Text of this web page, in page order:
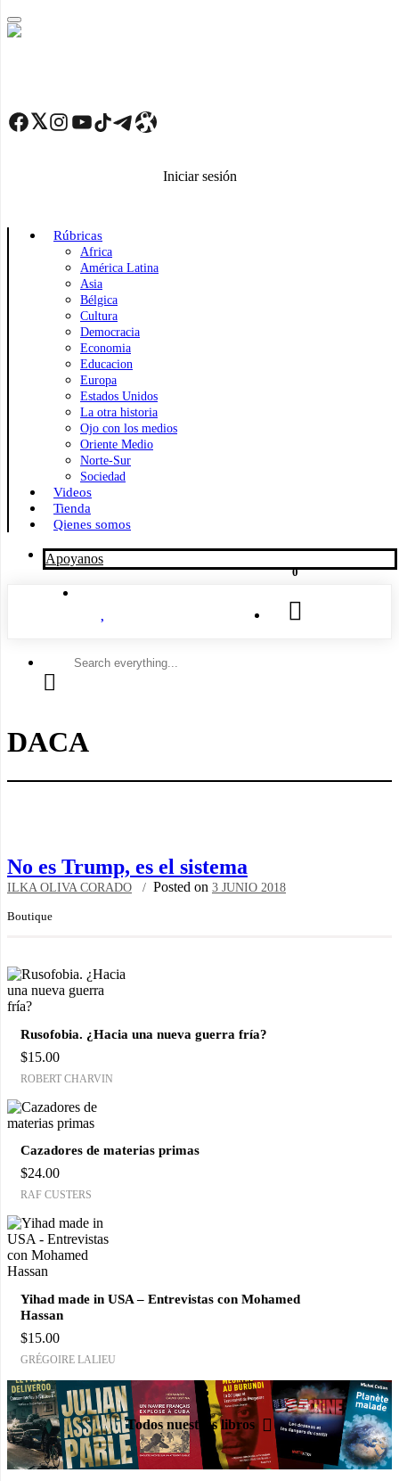
Skip
to
Facebook Twitter Instagram YouTube TikTok Telegram Enlace
Iniciar sesión
Rúbricas
Africa
América Latina
Asia
Bélgica
Cultura
Democracia
Economia
Educacion
Europa
Estados Unidos
La otra historia
Ojo con los medios
Oriente Medio
Norte-Sur
Sociedad
Videos
Tienda
Qienes somos
Apoyanos
0
Search
DACA
No es Trump, es el sistema
ILKA OLIVA CORADO Posted on 3 JUNIO 2018
Boutique
Rusofobia. ¿Hacia una nueva guerra fría?
$15.00
ROBERT CHARVIN
Cazadores de materias primas
$24.00
RAF CUSTERS
Yihad made in USA – Entrevistas con Mohamed
Hassan
$15.00
GRÉGOIRE LALIEU
Todos nuestros libros